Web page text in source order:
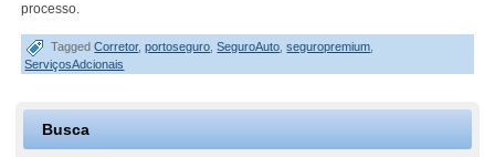
processo.
Tagged Corretor,portoseguro ,SeguroAuto ,seguropremium
ServiçosAdcionais
Busca